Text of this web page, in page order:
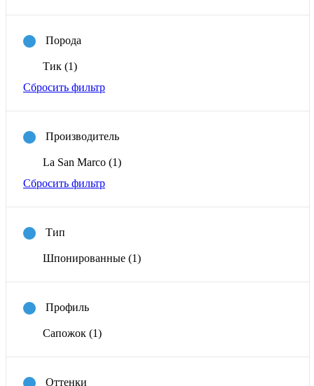
Порода
Тик (1)
Сбросить фильтр
Производитель
La San Marco (1)
Сбросить фильтр
Тип
Шпонированные (1)
Профиль
Сапожок (1)
Оттенки